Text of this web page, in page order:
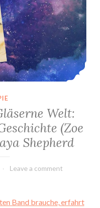
Welt:
(Zoe
Shepherd
Leave a comment
Band brauche, erfahrt